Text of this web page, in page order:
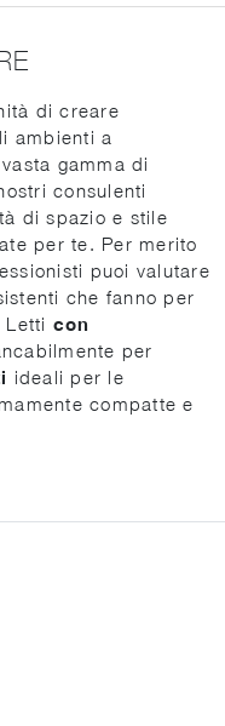
di creare
ambienti a
gamma di
consulenti
di spazio e stile
per te. Per merito
puoi valutare
che fanno per
con
per
ideali per le
compatte e